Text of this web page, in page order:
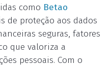
como Betao
de proteção aos dados
seguras, fatores
que valoriza a
pessoais. Com o